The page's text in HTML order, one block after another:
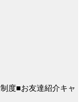
度■お友達紹介キャ